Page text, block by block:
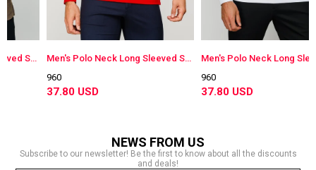
Men's Polo Neck Long Sleeved Sweatshirt S.Brown
Men's Polo Neck Long Sleeved Sweatshirt Red
37.80 USD 37.80 USD
NEWS FROM US
Subscribe to our newsletter! Be the first to know about all the discounts
and deals!